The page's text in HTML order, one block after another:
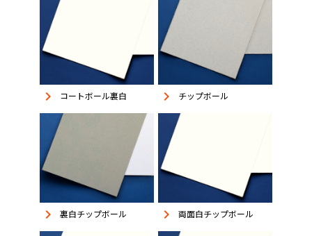
keyboard_arrow_right コートボール裏白 keyboard_arrow_right チップボール
keyboard_arrow_right 裏白チップボール keyboard_arrow_right 両面白チップボール